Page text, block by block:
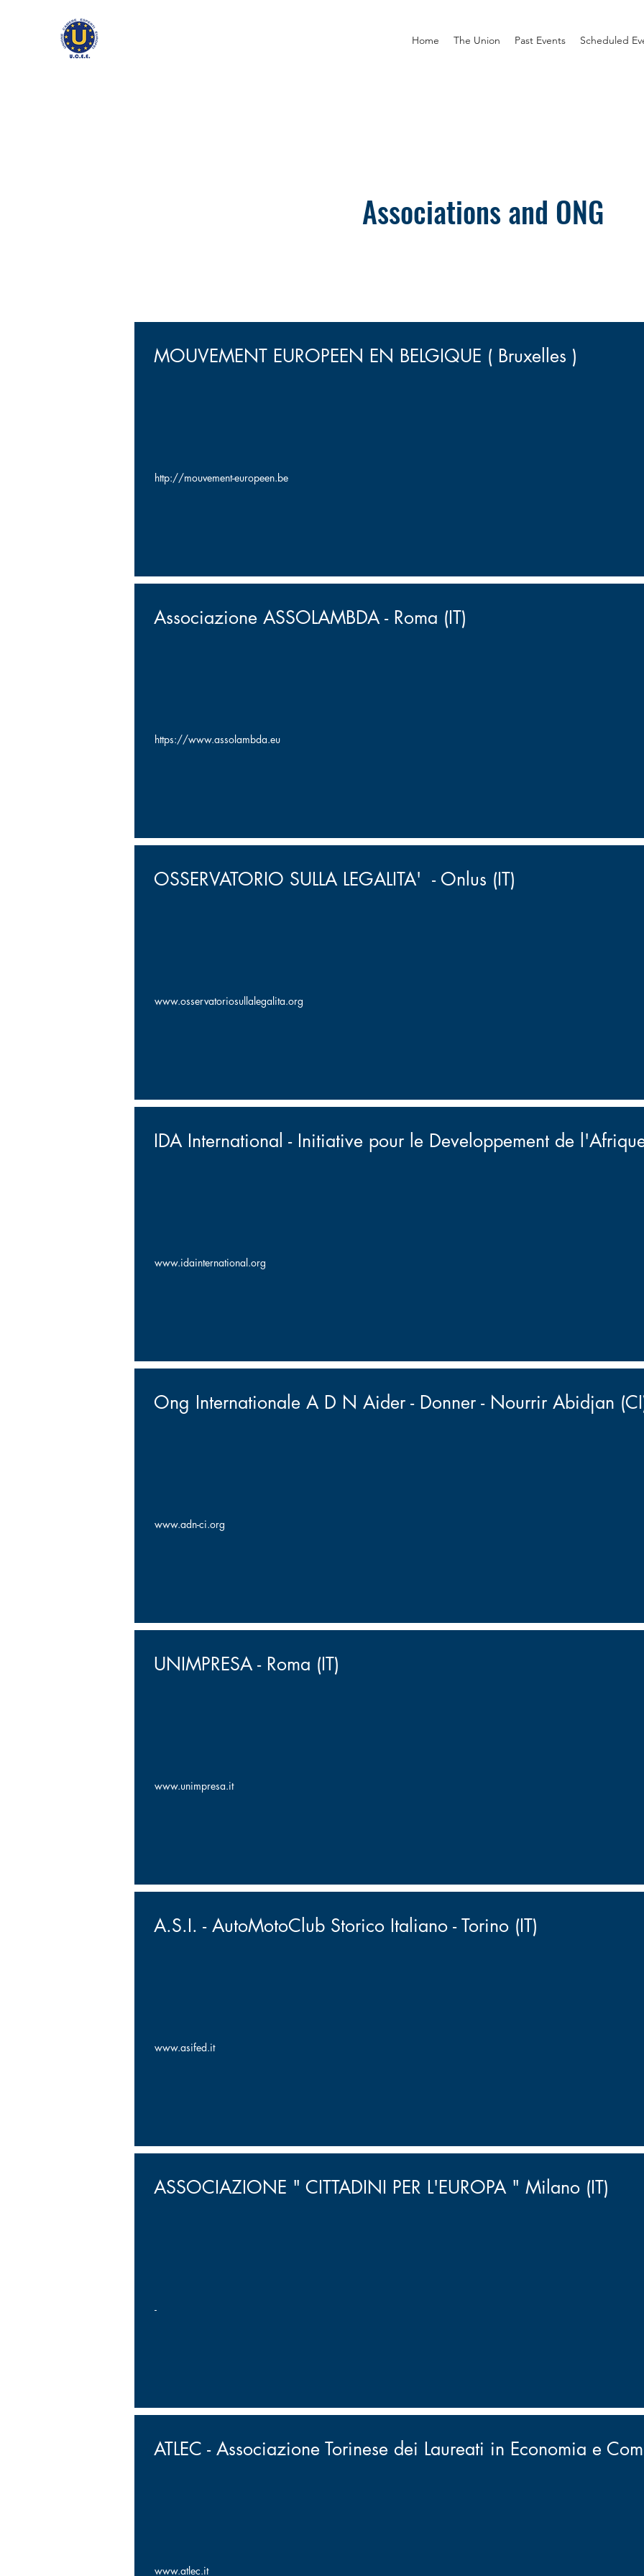
Home The Union Past Events Scheduled
Associations and ONG
MOUVEMENT EUROPEEN EN BELGIQUE ( Bruxelles )
http://mouvement-europeen.be
Associazione ASSOLAMBDA - Roma (IT)
https://www.assolambda.eu
OSSERVATORIO SULLA LEGALITA' - Onlus (IT)
www.osservatoriosullalegalita.org
IDA International - Initiative pour le Developpement de
www.idainternational.org
Ong Internationale A D N Aider - Donner - Nourrir Abidjan
www.adn-ci.org
UNIMPRESA - Roma (IT)
www.unimpresa.it
A.S.I. - AutoMotoClub Storico Italiano - Torino (IT)
www.asifed.it
ASSOCIAZIONE " CITTADINI PER L'EUROPA " Milano (IT)
-
ATLEC - Associazione Torinese dei Laureati in Economia e
www.atlec.it